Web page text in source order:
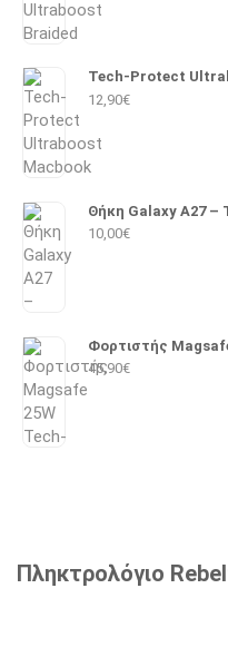
12,90€
10,00€
45,90€
Πληκτρολόγιο